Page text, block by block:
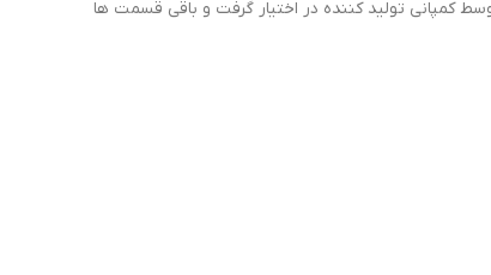
تولید کننده در اختیار گرفت و باقی قسمت ها